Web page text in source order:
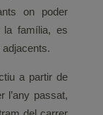
on poder
la família, es
a partir de
l’any passat,